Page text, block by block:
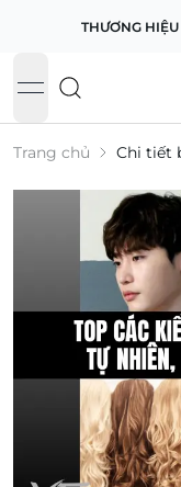
THƯƠNG
open navigation
Trang chủ Chi tiết